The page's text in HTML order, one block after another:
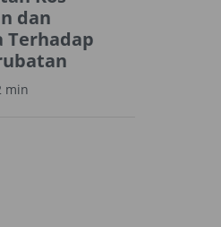
dan
Terhadap
min